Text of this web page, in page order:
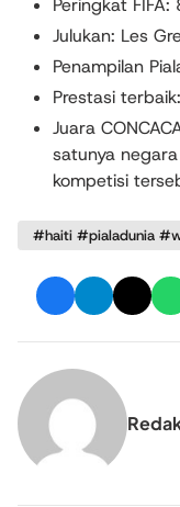
Peringkat FIFA:
Julukan: Les
Penampilan
Prestasi
Juara
satunya
kompetisi
#haiti #pialadunia